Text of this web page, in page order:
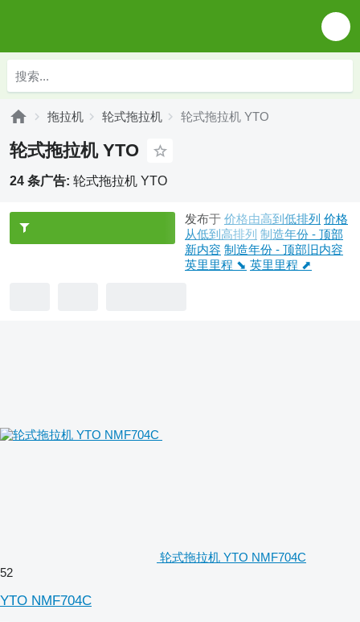
拖拉机 轮式拖拉机 轮式拖拉机 YTO
轮式拖拉机 YTO
24 条广告: 轮式拖拉机 YTO
发布于 价格由高到低排列 价格
从低到高排列 制造年份 - 顶部
新内容 制造年份 - 顶部旧内容
英里里程 ⬊ 英里里程 ⬈
轮式拖拉机 YTO NMF704C
52
YTO NMF704C